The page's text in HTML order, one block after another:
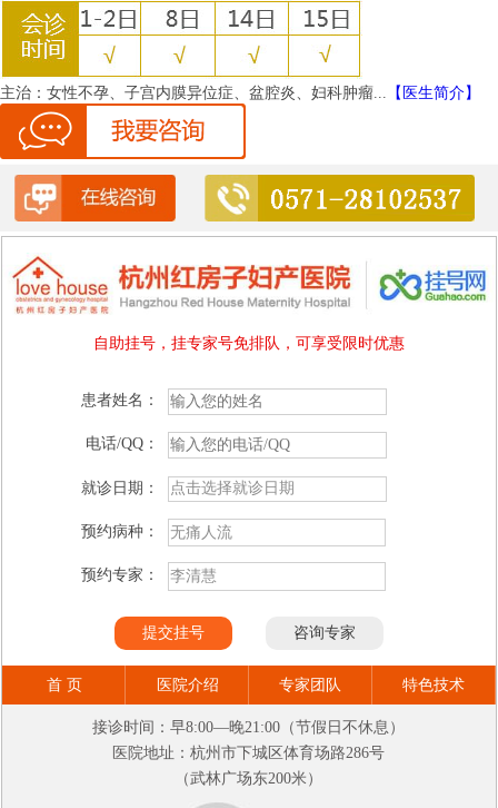
主治： 女性不孕、子宫内膜异位症、盆腔炎、妇科肿瘤... 【医生简介】
自助挂号，挂专家号免排队，可享受限时优惠
患者姓名：
电话/QQ：
就诊日期：
预约病种：
预约专家：
首 页 医院介绍 专家团队 特色技术
接诊时间：早8:00—晚21:00（节假日不休息）
医院地址：杭州市下城区体育场路286号
（武林广场东200米）